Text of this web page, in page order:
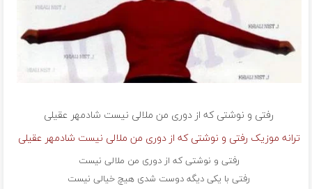
رفتی و نوشتی که از دوری من ملالی نیست شادمهر عقیلی
ترانه موزیک رفتی و نوشتی که از دوری من ملالی نیست شادمهر عقیلی
رفتی و نوشتی که از دوری من ملالی نیست
رفتی با یکی دیگه دوست شدی هیچ خیالی نیست